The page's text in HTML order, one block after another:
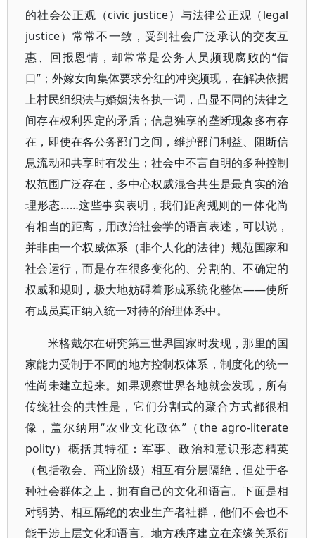
的社会公正观（civic justice）与法律公正观（legal
justice）常常不一致，受到社会广泛承认的交友互
惠、回报恩情，却常常是公务人员频现腐败的“借
口”；外嫁女向集体要求分红的冲突频现，在解决依据
上村民组织法与婚姻法各执一词，凸显不同的法律之
间存在权利界定的矛盾；信息独享的垄断现象多有存
在，即使在各公务部门之间，维护部门利益、阻断信
息流动和共享时有发生；社会中不言自明的多种控制
权范围广泛存在，多中心权威混合共生是最真实的治
理形态……这些事实表明，我们距离规则的一体化尚
有相当的距离，用政治社会学的语言表述，可以说，
并非由一个权威体系（非个人化的法律）规范国家和
社会运行，而是存在很多变化的、分割的、不确定的
权威和规则，极大地妨碍着形成系统化整体——使所
有成员真正纳入统一对待的治理体系中。
米格戴尔在研究第三世界国家时发现，那里的国
家能力受制于不同的地方控制权体系，制度化的统一
性尚未建立起来。如果观察世界各地就会发现，所有
传统社会的共性是，它们分割式的聚合方式都很相
像，盖尔纳用“农业文化政体”（the agro-literate
polity）概括其特征：军事、政治和意识形态精英
（包括教会、商业阶级）相互有分层隔绝，但处于各
种社会群体之上，拥有自己的文化和语言。下面是相
对弱势、相互隔绝的农业生产者社群，他们不会也不
能干涉上层文化和语言。地方秩序建立在亲缘关系衍